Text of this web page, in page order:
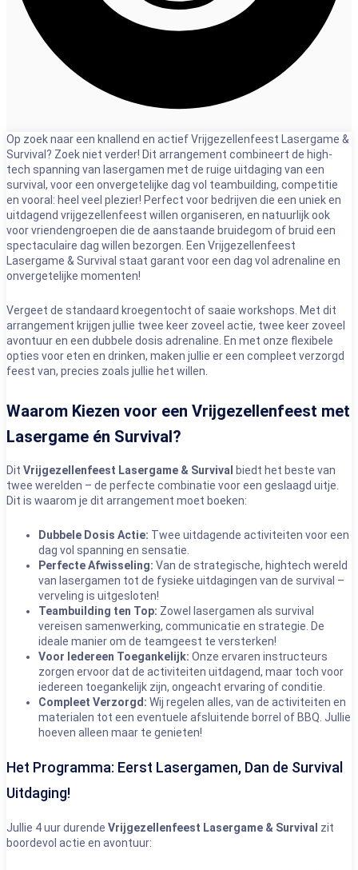
Op zoek naar een knallend en actief Vrijgezellenfeest Lasergame &
Survival? Zoek niet verder! Dit arrangement combineert de high-
tech spanning van lasergamen met de ruige uitdaging van een
survival, voor een onvergetelijke dag vol teambuilding, competitie
en vooral: heel veel plezier! Perfect voor bedrijven die een uniek en
uitdagend vrijgezellenfeest willen organiseren, en natuurlijk ook
voor vriendengroepen die de aanstaande bruidegom of bruid een
spectaculaire dag willen bezorgen. Een Vrijgezellenfeest
Lasergame & Survival staat garant voor een dag vol adrenaline en
onvergetelijke momenten!
Vergeet de standaard kroegentocht of saaie workshops. Met dit
arrangement krijgen jullie twee keer zoveel actie, twee keer zoveel
avontuur en een dubbele dosis adrenaline. En met onze flexibele
opties voor eten en drinken, maken jullie er een compleet verzorgd
feest van, precies zoals jullie het willen.
Waarom Kiezen voor een Vrijgezellenfeest met
Lasergame én Survival?
Dit Vrijgezellenfeest Lasergame & Survival
biedt het beste van
twee werelden – de perfecte combinatie voor een geslaagd uitje.
Dit is waarom je dit arrangement moet boeken:
Dubbele Dosis Actie: Twee uitdagende activiteiten voor een
dag vol spanning en sensatie.
Perfecte Afwisseling: Van de strategische, hightech wereld
van lasergamen tot de fysieke uitdagingen van de survival –
verveling is uitgesloten!
Teambuilding ten Top: Zowel lasergamen als survival
vereisen samenwerking, communicatie en strategie. De
ideale manier om de teamgeest te versterken!
Voor Iedereen Toegankelijk: Onze ervaren instructeurs
zorgen ervoor dat de activiteiten uitdagend, maar toch voor
iedereen toegankelijk zijn, ongeacht ervaring of conditie.
Compleet Verzorgd: Wij regelen alles, van de activiteiten en
materialen tot een eventuele afsluitende borrel of BBQ. Jullie
hoeven alleen maar te genieten!
Het Programma: Eerst Lasergamen, Dan de Survival
Uitdaging!
Jullie 4 uur durende Vrijgezellenfeest Lasergame & Survival zit
boordevol actie en avontuur: